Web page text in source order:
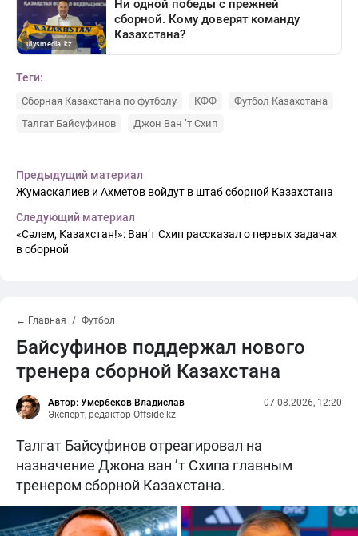
Теги:
Сборная Казахстана по футболу КФФ
Футбол Казахстана
Талгат Байсуфинов
Джон Ван ’т Схип
Предыдущий материал
Жумаскалиев и Ахметов войдут в штаб сборной Казахстана
Следующий материал
«Сәлем, Казахстан!»: Ван’т Схип рассказал о первых задачах
в сборной
← Главная Футбол
Байсуфинов поддержал нового
тренера сборной Казахстана
Автор: Умербеков Владислав
Эксперт, редактор Offside.kz
07.08.2026, 12:20
Талгат Байсуфинов отреагировал на
назначение Джона ван ’т Схипа главным
тренером сборной Казахстана.